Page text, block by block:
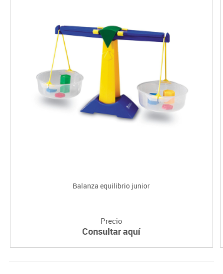
Balanza equilibrio junior
Precio
Consultar aquí